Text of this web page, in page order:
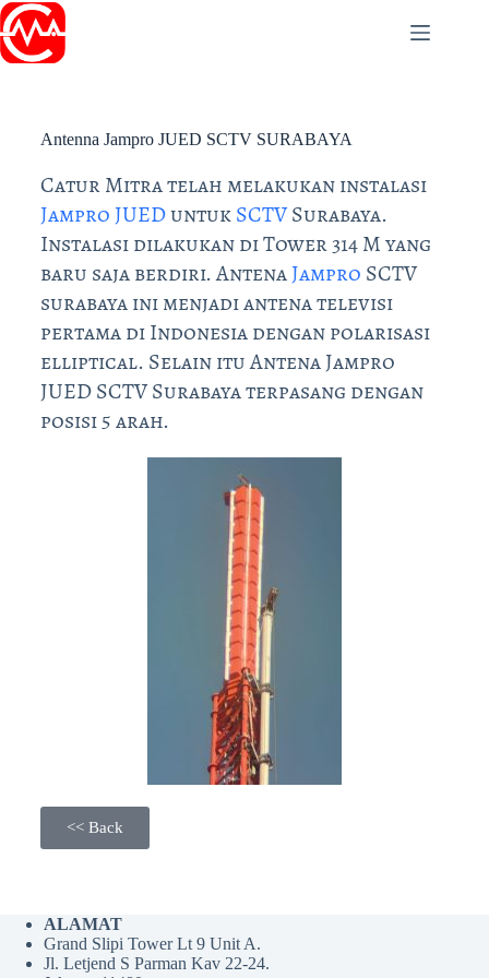
Antenna Jampro JUED SCTV SURABAYA
Catur Mitra telah melakukan instalasi
Jampro JUEDuntukSCTVSurabaya.
Instalasi dilakukan di Tower 314 M yang
baru saja berdiri. AntenaJampro SCTV
surabaya ini menjadi antena televisi
pertama di Indonesia dengan polarisasi
elliptical. Selain itu Antena Jampro
JUED SCTV Surabaya terpasang dengan
posisi 5 arah.
<< Back
ALAMAT
Grand Slipi Tower Lt 9 Unit A.
Jl. Letjend S Parman Kav 22-24.